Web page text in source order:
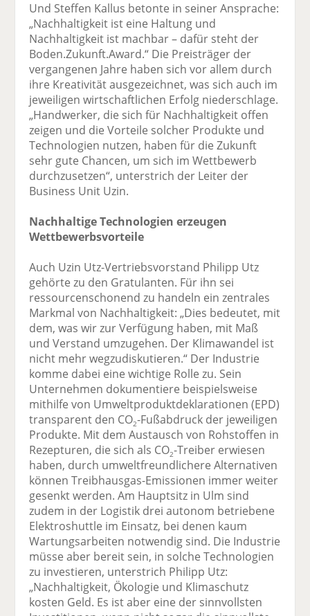
Und Steffen Kallus betonte in seiner Ansprache:
„Nachhaltigkeit ist eine Haltung und
Nachhaltigkeit ist machbar – dafür steht der
Boden.Zukunft.Award.“ Die Preisträger der
vergangenen Jahre haben sich vor allem durch
ihre Kreativität ausgezeichnet, was sich auch im
jeweiligen wirtschaftlichen Erfolg niederschlage.
„Handwerker, die sich für Nachhaltigkeit offen
zeigen und die Vorteile solcher Produkte und
Technologien nutzen, haben für die Zukunft
sehr gute Chancen, um sich im Wettbewerb
durchzusetzen“, unterstrich der Leiter der
Business Unit Uzin.
Nachhaltige Technologien erzeugen
Wettbewerbsvorteile
Auch Uzin Utz-Vertriebsvorstand Philipp Utz
gehörte zu den Gratulanten. Für ihn sei
ressourcenschonend zu handeln ein zentrales
Markmal von Nachhaltigkeit: „Dies bedeutet, mit
dem, was wir zur Verfügung haben, mit Maß
und Verstand umzugehen. Der Klimawandel ist
nicht mehr wegzudiskutieren.“ Der Industrie
komme dabei eine wichtige Rolle zu. Sein
Unternehmen dokumentiere beispielsweise
mithilfe von Umweltproduktdeklarationen (EPD)
transparent den CO2-Fußabdruck der jeweiligen
Produkte. Mit dem Austausch von Rohstoffen in
Rezepturen, die sich als CO2-Treiber erwiesen
haben, durch umweltfreundlichere Alternativen
können Treibhausgas-Emissionen immer weiter
gesenkt werden. Am Hauptsitz in Ulm sind
zudem in der Logistik drei autonom betriebene
Elektroshuttle im Einsatz, bei denen kaum
Wartungsarbeiten notwendig sind. Die Industrie
müsse aber bereit sein, in solche Technologien
zu investieren, unterstrich Philipp Utz:
„Nachhaltigkeit, Ökologie und Klimaschutz
kosten Geld. Es ist aber eine der sinnvollsten